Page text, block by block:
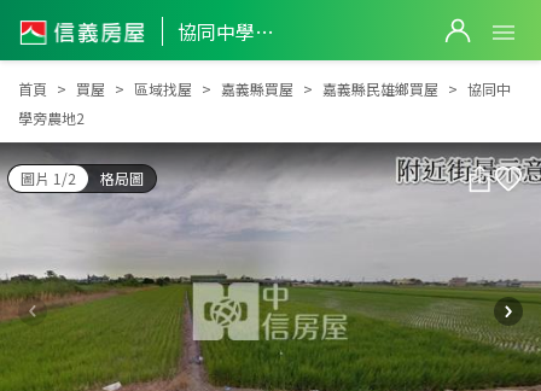
協同中學旁農地2
協同中學旁農地2
首頁 買屋 區域找屋 嘉義縣買屋 嘉義縣民雄鄉買屋
協同中
學旁農地2
圖片 1/2 格局圖